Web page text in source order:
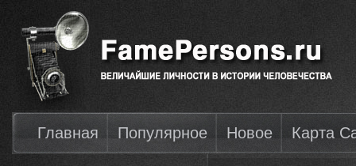
Главная Популярное Новое Карта